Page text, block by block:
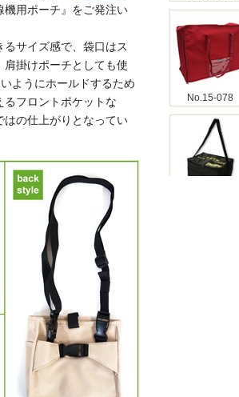
機用ポーチ』をご発注い
サイズ感で、袋口はス
肩掛けポーチとしても使
ようにホールドするため
フロントポケットな
はの仕上がりとなってい
No.15-078